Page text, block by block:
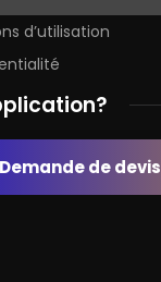
d’utilisation
Demande de devis